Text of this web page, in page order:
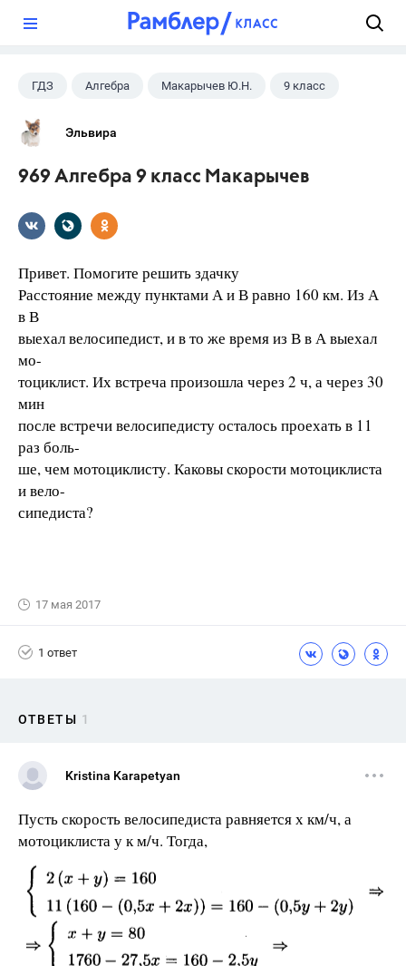
ГДЗ Алгебра Макарычев Ю.Н. 9 класс
Эльвира
969 Алгебра 9 класс Макарычев
Привет. Помогите решить здачку
Расстояние между пунктами А и В равно 160 км. Из А
в В
выехал велосипедист, и в то же время из В в А выехал
мо-
тоциклист. Их встреча произошла через 2 ч, а через 30
мин
после встречи велосипедисту осталось проехать в 11
раз боль-
ше, чем мотоциклисту. Каковы скорости мотоциклиста
и вело-
сипедиста?
17 мая 2017
1 ответ
ОТВЕТЫ 1
Kristina Karapetyan
Пусть скорость велосипедиста равняется х км/ч, а
мотоциклиста у к м/ч. Тогда,